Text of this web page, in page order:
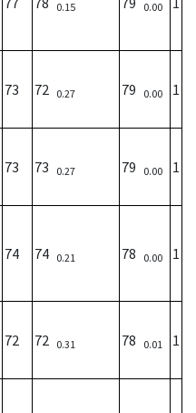
0.15 0.00
73 72 0.27 79 0.00 1
73 73 0.27 79 0.00 1
74 74 0.21 78 0.00 1
72 72 0.31 78 0.01 1